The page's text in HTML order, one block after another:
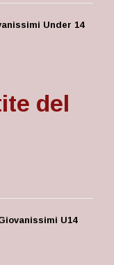
Under 14
del
U14